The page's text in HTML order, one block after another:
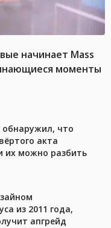
начинает Mass
моменты
обнаружил, что
акта
их можно разбить
из 2011 года,
апгрейд